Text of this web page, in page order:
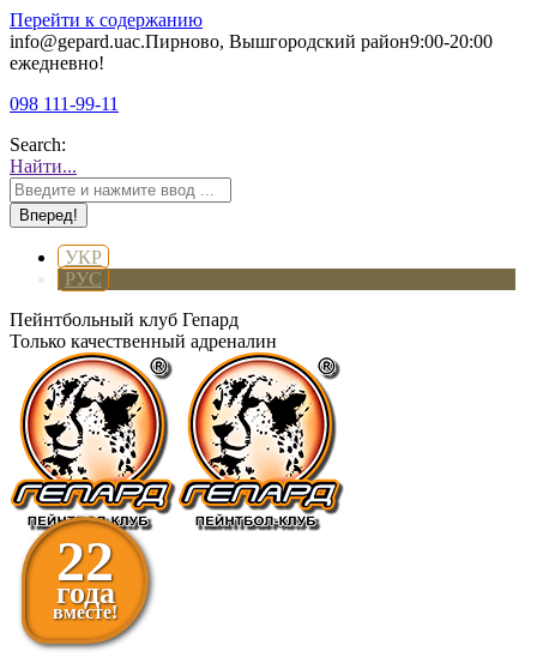
Перейти к содержанию
info@gepard.uaс.Пирново, Вышгородский район9:00-20:00
ежедневно!
098 111-99-11
Search:
Найти...
УКР
РУС
Пейнтбольный клуб Гепард
Только качественный адреналин
22
года
вместе!